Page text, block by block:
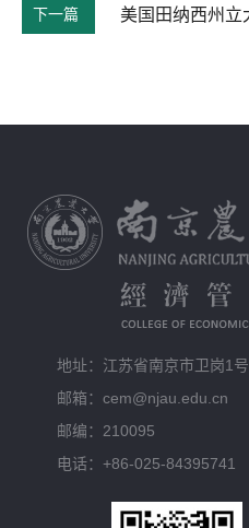
下一篇
地址：江苏省南京市卫岗1号
邮箱：cem@njau.edu.cn
邮编：210095
电话：+86-025-84395741